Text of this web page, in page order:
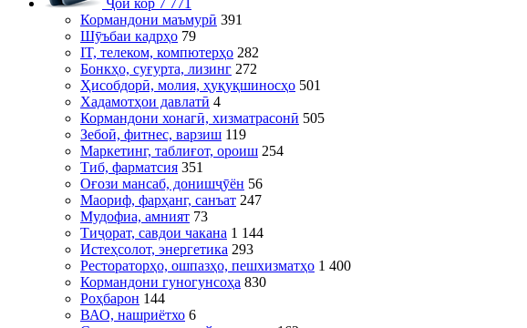
Ҷои кор 7 771
Кормандони маъмурӣ 391
Шӯъбаи кадрҳо 79
IT, телеком, компютерҳо 282
Бонкҳо, суғурта, лизинг 272
Ҳисобдорӣ, молия, ҳуқуқшиносҳо 501
Хадамотҳои давлатӣ 4
Кормандони хонагӣ, хизматрасонӣ 505
Зебоӣ, фитнес, варзиш 119
Маркетинг, таблиғот, ороиш 254
Тиб, фарматсия 351
Оғози мансаб, донишҷӯён 56
Маориф, фарҳанг, санъат 247
Мудофиа, амният 73
Тиҷорат, савдои чакана 1 144
Истеҳсолот, энергетика 293
Рестораторҳо, ошпазҳо, пешхизматҳо 1 400
Кормандони гуногунсоҳа 830
Роҳбарон 144
ВАО, нашриётхо 6